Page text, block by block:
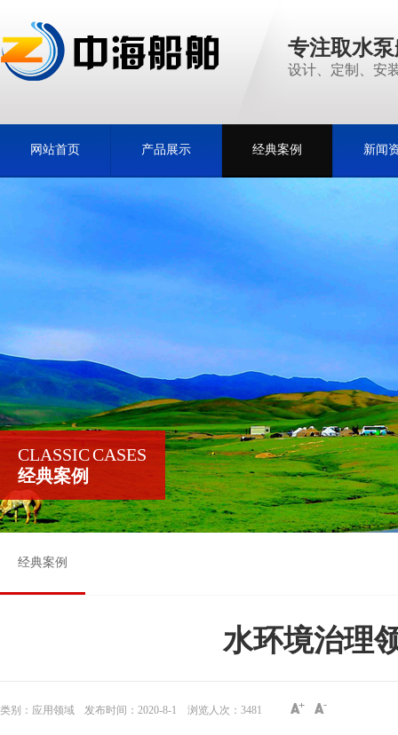
专注取水
设计、定制、安
网站首页 产品展示 经典案例 新闻
CLASSIC CASES
经典案例
经典案例
水环境治理
类别：应用领域 发布时间：2020-8-1 浏览人次： 3481